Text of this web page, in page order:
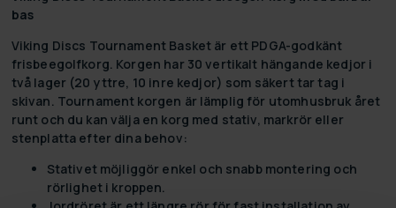
bas
Viking Discs Tournament Basket är ett PDGA-godkänt
frisbeegolfkorg. Korgen har 30 vertikalt hängande kedjor i
två lager (20 yttre, 10 inre kedjor) som säkert tar tag i
skivan. Tournament korgen är lämplig för utomhusbruk året
runt och du kan välja en korg med stativ, markrör eller
stenplatta efter dina behov:
Stativet möjliggör enkel och snabb montering och
rörlighet i kroppen.